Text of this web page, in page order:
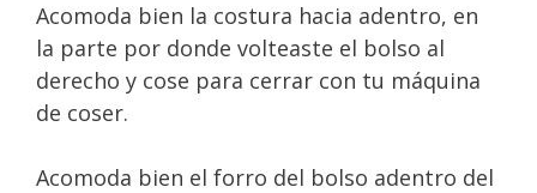
Acomoda bien la costura hacia adentro, en
la parte por donde volteaste el bolso al
derecho y cose para cerrar con tu máquina
de coser.
Acomoda bien el forro del bolso adentro del